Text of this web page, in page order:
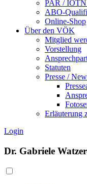
PAR /
ABO-
Online-Shop
Über den VÖK
Mitglied
Vorstellung
Statuten
Presse /
Erläuterung
Login
Dr. Gabriele